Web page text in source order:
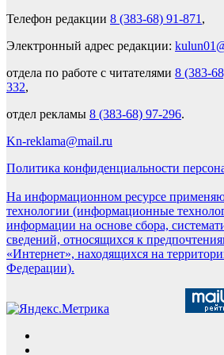
Телефон редакции 8 (383-68) 91-871 ,
Электронный адрес редакции:
отдела по работе с читателями 8 (383-
332,
отдел рекламы 8 (383-68) 97-296.
Kn-reklama@mail.ru
Политика конфиденциальности
На информационном ресурсе
технологии (информационные
информации на основе сбора,
сведений, относящихся к
«Интернет», находящихся на
Федерации).